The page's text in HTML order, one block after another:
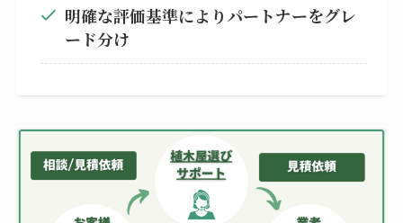
明確な評価基準によりパートナーをグレ
ード分け